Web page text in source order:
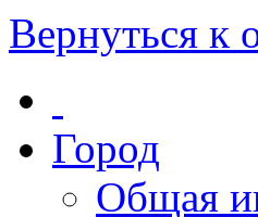
Вернуться к
Город
Общая